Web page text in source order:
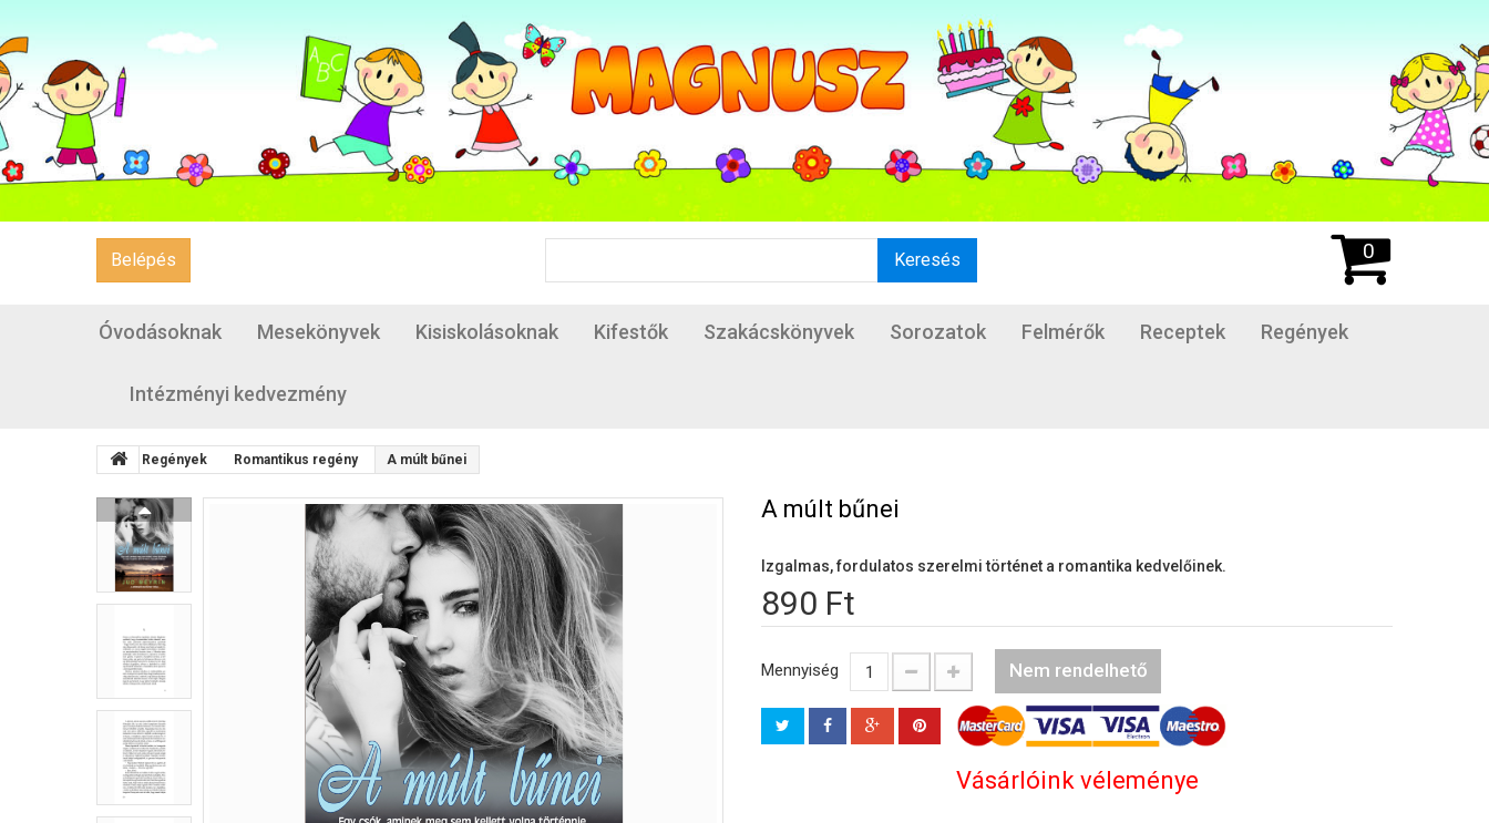
Belépés Keresés 0
Óvodásoknak Mesekönyvek Kisiskolásoknak Kifestők Szakácskönyvek Sorozatok Felmérők Receptek Regények
Intézményi kedvezmény
Regények Romantikus regény A múlt bűnei
A múlt bűnei
Izgalmas, fordulatos szerelmi történet a romantika kedvelőinek.
890 Ft
Mennyiség Nem rendelhető
Vásárlóink véleménye